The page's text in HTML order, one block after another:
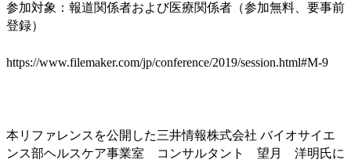
参加対象：報道関係者および医療関係者（参加無料、要事前
登録）
https://www.filemaker.com/jp/conference/2019/session.html#M-9
本リファレンスを公開した三井情報株式会社 バイオサイエ
ンス部ヘルスケア事業室 コンサルタント 望月 洋明氏に